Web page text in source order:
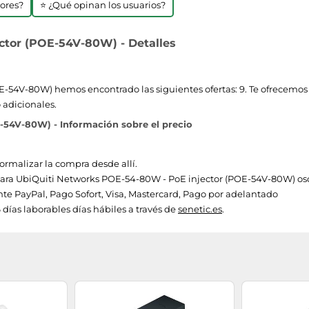
⭐ ¿Qué opinan los usuarios?
(POE-54V-80W) - Detalles
80W) hemos encontrado las siguientes ofertas: 9. Te
adicionales.
80W) - Información sobre el precio
la compra desde allí.
UbiQuiti Networks POE-54-80W - PoE injector (POE-54V-80W)
PayPal, Pago Sofort, Visa, Mastercard, Pago por adelantado
laborables días hábiles a través desenetic.es.